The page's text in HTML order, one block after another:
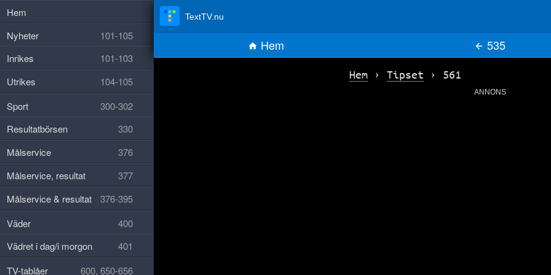
Hem › Tipset › 561
ANNONS
TextTV.nu
Hem 535
Hem
Nyheter
101-105
Inrikes
101-103
Utrikes
104-105
Sport
300-302
Resultatbörsen
330
Målservice
376
Målservice, resultat
377
Målservice & resultat
376-395
Väder
400
Vädret i dag/i morgon
401
TV-tablåer
600, 650-656